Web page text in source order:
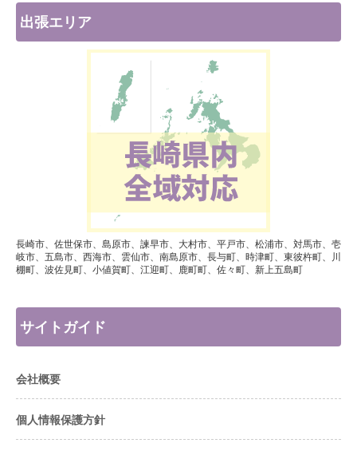
出張エリア
長崎市、佐世保市、島原市、諫早市、大村市、平戸市、松浦市、対馬市、壱
岐市、五島市、西海市、雲仙市、南島原市、長与町、時津町、東彼杵町、川
棚町、波佐見町、小値賀町、江迎町、鹿町町、佐々町、新上五島町
サイトガイド
会社概要
個人情報保護方針